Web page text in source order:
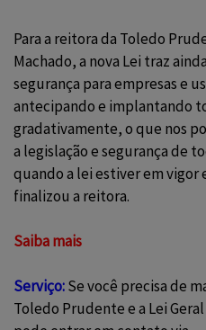
Para a reitora da Toledo
Machado, a nova Lei traz
segurança para empresas e
antecipando e implantando
gradativamente, o que nos
a legislação e segurança de
quando a lei estiver em vigor
finalizou a reitora.
Saiba mais
Serviço:Se você precisa de
Toledo Prudente e a Lei